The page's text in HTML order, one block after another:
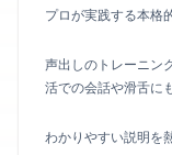
プロが実践する本格
声出しのトレーニン
活での会話や滑舌に
わかりやすい説明を